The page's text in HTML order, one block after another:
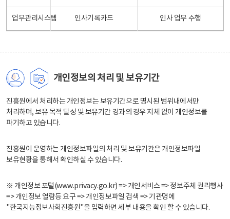
업무관리시스템 인사기록카드 인사 업무 수행
개인정보의 처리 및 보유기간
진흥원에서 처리하는 개인정보는 보유기간으로 명시된 범위내에서만
처리하며, 보유 목적 달성 및 보유기간 경과의 경우 지체 없이 개인정보를
파기하고 있습니다.
진흥원이 운영하는 개인정보파일의 처리 및 보유기간은 개인정보파일
보유현황을 통해서 확인하실 수 있습니다.
※ 개인정보 포털(www.privacy.go.kr) => 개인서비스 => 정보주체 권리행사
=> 개인정보 열람등 요구 => 개인정보파일 검색 => 기관명에
"한국지능정보사회진흥원"을 입력하면 세부 내용을 확인 할 수 있습니다.